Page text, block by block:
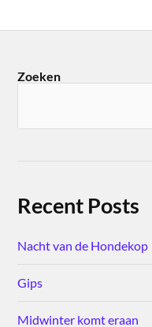
Zoeken
Recent Posts
Nacht van de Hondekop
Gips
Midwinter komt eraan